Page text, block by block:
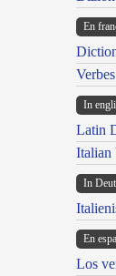
En
In
Latin
Italian
In
En
Los